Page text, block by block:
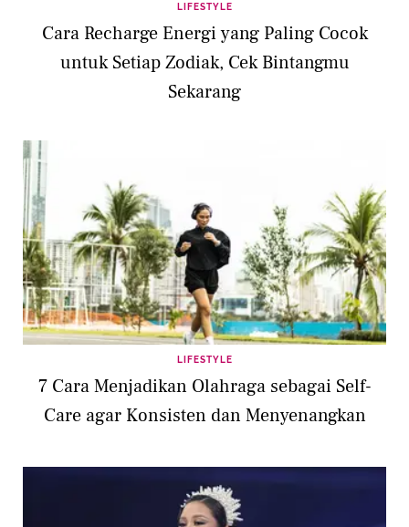
LIFESTYLE
Cara Recharge Energi yang Paling Cocok
untuk Setiap Zodiak, Cek Bintangmu
Sekarang
LIFESTYLE
7 Cara Menjadikan Olahraga sebagai Self-
Care agar Konsisten dan Menyenangkan